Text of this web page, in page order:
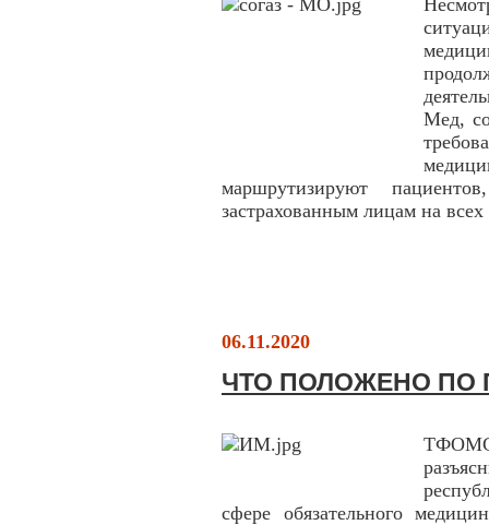
Мед,
маршрутизируют
застрахованным лицам на
06.11.2020
ЧТО ПОЛОЖЕНО ПО
сфере обязательного